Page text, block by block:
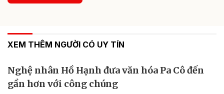
XEM THÊM NGƯỜI CÓ UY TÍN
Nghệ nhân Hồ Hạnh đưa văn hóa Pa Cô đến
gần hơn với công chúng